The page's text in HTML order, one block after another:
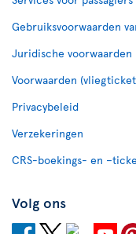
Gebruiksvoorwaarden
Juridische voorwaarden
Voorwaarden
Privacybeleid
Verzekeringen
CRS-boekings- en
Volg ons